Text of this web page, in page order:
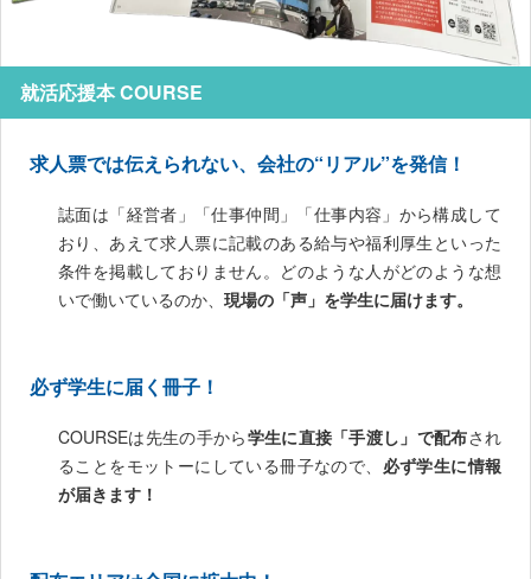
就活応援本 COURSE
求人票では伝えられない、会社の“リアル”を発信！
誌面は「経営者」「仕事仲間」「仕事内容」から構成して
おり、あえて求人票に記載のある給与や福利厚生といった
条件を掲載しておりません。どのような人がどのような想
いで働いているのか、 現場の「声」を学生に届けます。
必ず学生に届く冊子！
COURSEは先生の手から学生に直接「手渡し」で配布され
ることをモットーにしている冊子なので、 必ず学生に情報
が届きます！